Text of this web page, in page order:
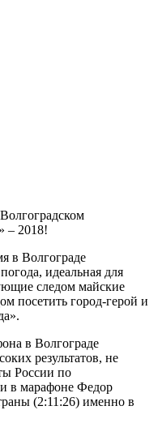
– 2018!
в Волгограде
идеальная для
следом майские
посетить город-герой и
в Волгограде
результатов, не
России по
в марафоне Федор
(2:11:26) именно в